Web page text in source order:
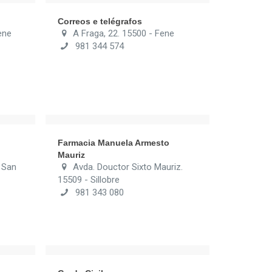
Correos e telégrafos
A Fraga, 22. 15500 - Fene
981 344 574
Farmacia Manuela Armesto
Mauriz
Avda. Douctor Sixto Mauriz.
15509 - Sillobre
981 343 080